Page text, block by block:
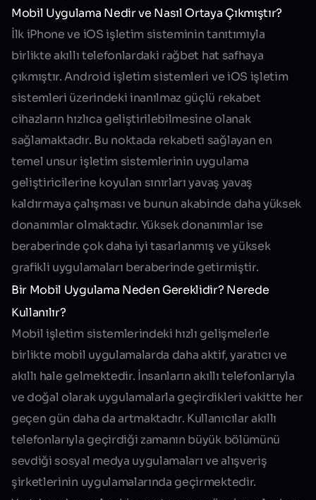
Mobil Uygulama Nedir ve Nasıl Ortaya Çıkmıştır?
İlk iPhone ve iOS işletim sisteminin tanıtımıyla
birlikte akıllı telefonlardaki rağbet hat safhaya
çıkmıştır. Android işletim sistemleri ve iOS işletim
sistemleri üzerindeki inanılmaz güçlü rekabet
cihazların hızlıca geliştirilebilmesine olanak
sağlamaktadır. Bu noktada rekabeti sağlayan en
temel unsur işletim sistemlerinin uygulama
geliştiricilerine koyulan sınırları yavaş yavaş
kaldırmaya çalışması ve bunun akabinde daha yüksek
donanımlar olmaktadır. Yüksek donanımlar ise
beraberinde çok daha iyi tasarlanmış ve yüksek
grafikli uygulamaları beraberinde getirmiştir.
Bir Mobil Uygulama Neden Gereklidir? Nerede
Kullanılır?
Mobil işletim sistemlerindeki hızlı gelişmelerle
birlikte mobil uygulamalarda daha aktif, yaratıcı ve
akıllı hale gelmektedir. İnsanların akıllı telefonlarıyla
ve doğal olarak uygulamalarla geçirdikleri vakitte her
geçen gün daha da artmaktadır. Kullanıcılar akıllı
telefonlarıyla geçirdiği zamanın büyük bölümünü
sevdiği sosyal medya uygulamaları ve alışveriş
şirketlerinin uygulamalarında geçirmektedir.